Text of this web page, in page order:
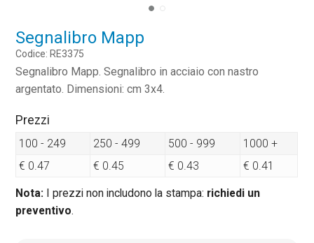
Segnalibro Mapp
Codice: RE3375
Segnalibro Mapp. Segnalibro in acciaio con nastro
argentato. Dimensioni: cm 3x4.
Prezzi
100 - 249 250 - 499 500 - 999
1000 +
€ 0.47
€ 0.45 € 0.43 € 0.41
Nota: I prezzi non includono la stampa: richiedi un
preventivo.